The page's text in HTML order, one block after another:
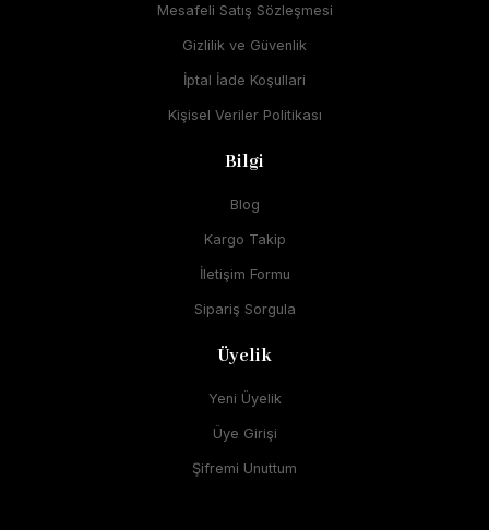
Mesafeli Satış Sözleşmesi
Gizlilik ve Güvenlik
İptal İade Koşullari
Kişisel Veriler Politikası
Bilgi
Blog
Kargo Takip
İletişim Formu
Sipariş Sorgula
Üyelik
Yeni Üyelik
Üye Girişi
Şifremi Unuttum